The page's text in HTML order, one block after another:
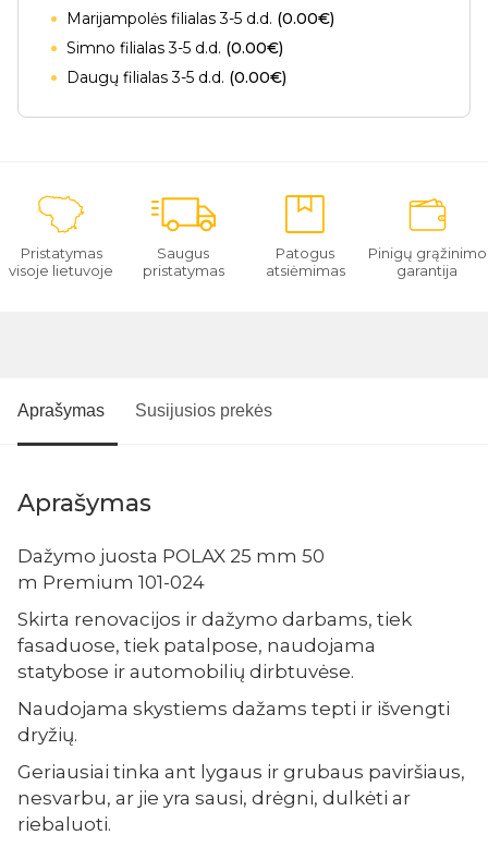
Marijampolės filialas 3-5 d.d. (0.00€)
Simno filialas 3-5 d.d. (0.00€)
Daugų filialas 3-5 d.d. (0.00€)
Pristatymas
visoje lietuvoje
Saugus
pristatymas
Patogus
atsiėmimas
Pinigų grąžinimo
garantija
Aprašymas Susijusios prekės
Aprašymas
Dažymo juosta POLAX 25 mm 50
m Premium 101-024
Skirta renovacijos ir dažymo darbams, tiek
fasaduose, tiek patalpose, naudojama
statybose ir automobilių dirbtuvėse.
Naudojama skystiems dažams tepti ir išvengti
dryžių.
Geriausiai tinka ant lygaus ir grubaus paviršiaus,
nesvarbu, ar jie yra sausi, drėgni, dulkėti ar
riebaluoti.